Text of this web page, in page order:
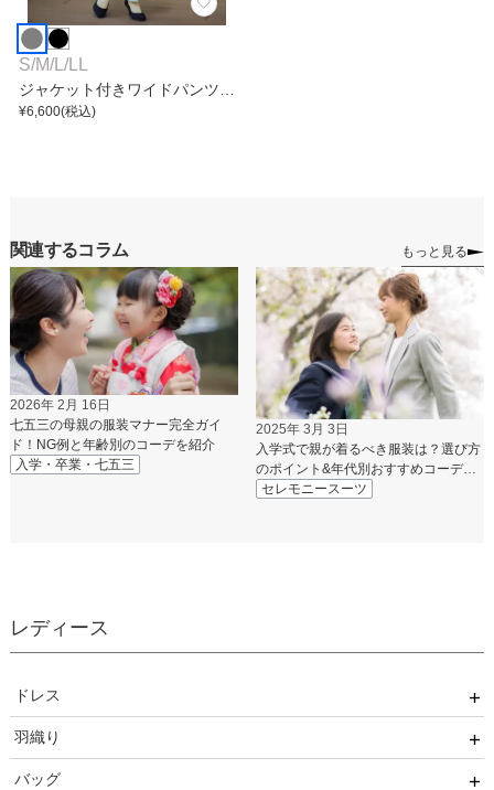
S/M/L /LL
ジャケット付きワイドパンツス
ーツ
¥6,600(税込)
関連するコラム もっと見る
2026年 2月 16日
七五三の母親の服装マナー完全ガイ
ド！NG例と年齢別のコーデを紹介
入学・卒業・七五三
2025年 3月 3日
入学式で親が着るべき服装は？選び方
のポイント&年代別おすすめコーデを
紹介
セレモニースーツ
レディース
ドレス
ワンピース
パンツ
羽織り
ボレロ
バッグ